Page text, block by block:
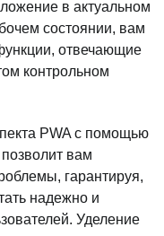
в актуальном
состоянии, вам
отвечающие
контрольном
PWA с помощью
вам
гарантируя,
надежно и
Уделение